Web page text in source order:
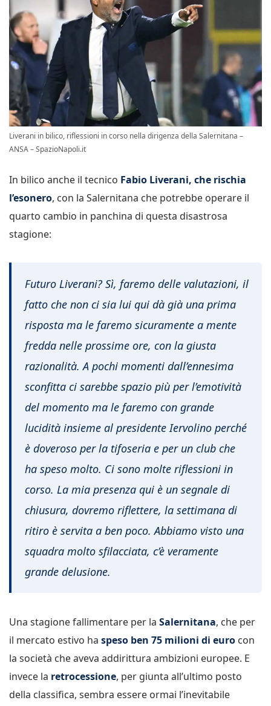
Liverani in bilico, riflessioni in corso nella dirigenza della Salernitana –
ANSA – SpazioNapoli.it
In bilico anche il tecnico Fabio Liverani, che rischia
l’esonero, con la Salernitana che potrebbe operare il
quarto cambio in panchina di questa disastrosa
stagione:
Futuro Liverani? Sì, faremo delle valutazioni, il
fatto che non ci sia lui qui dà già una prima
risposta ma le faremo sicuramente a mente
fredda nelle prossime ore, con la giusta
razionalità. A pochi momenti dall’ennesima
sconfitta ci sarebbe spazio più per l’emotività
del momento ma le faremo con grande
lucidità insieme al presidente Iervolino perché
è doveroso per la tifoseria e per un club che
ha speso molto. Ci sono molte riflessioni in
corso. La mia presenza qui è un segnale di
chiusura, dovremo riflettere, la settimana di
ritiro è servita a ben poco. Abbiamo visto una
squadra molto sfilacciata, c’è veramente
grande delusione.
Una stagione fallimentare per la Salernitana, che per
il mercato estivo ha speso ben 75 milioni di euro con
la società che aveva addirittura ambizioni europee. E
invece la retrocessione, per giunta all’ultimo posto
della classifica, sembra essere ormai l’inevitabile